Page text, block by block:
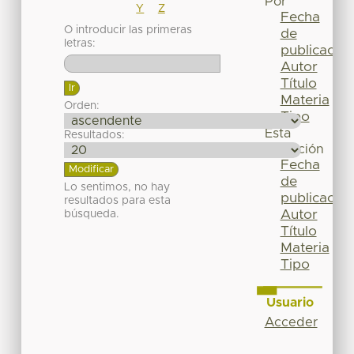
Y
Z
O introducir las primeras
letras:
Orden:
Resultados:
Lo sentimos, no hay
resultados para esta
búsqueda.
Fecha
de
publicación
Autor
Título
Materia
Tipo
Esta
colección
Fecha
de
publicación
Autor
Título
Materia
Tipo
Usuario
Acceder